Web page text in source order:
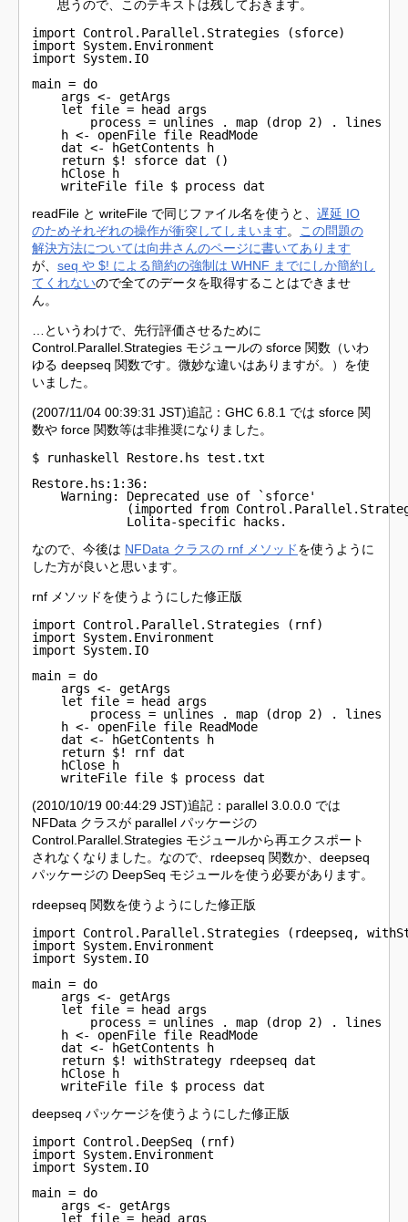
思うので、このテキストは残しておきます。
import Control.Parallel.Strategies (sforce)
import System.Environment
import System.IO
main = do
    args <- getArgs
    let file = head args
        process = unlines . map (drop 2) . lines
    h <- openFile file ReadMode
    dat <- hGetContents h
    return $! sforce dat ()
    hClose h
    writeFile file $ process dat
readFile と writeFile で同じファイル名を使うと、遅延 IO
のためそれぞれの操作が衝突してしまいます。
この問題の
解決方法については向井さんのページに書いてあります
が、seq や $! による簡約の強制は WHNF までにしか簡約し
てくれないので全てのデータを取得することはできませ
ん。
…というわけで、先行評価させるために
Control.Parallel.Strategies モジュールの sforce 関数（いわ
ゆる deepseq 関数です。微妙な違いはありますが。）を使
いました。
(2007/11/04 00:39:31 JST)追記：GHC 6.8.1 では sforce 関
数や force 関数等は非推奨になりました。
$ runhaskell Restore.hs test.txt
Restore.hs:1:36:
    Warning: Deprecated use of `sforce'
(imported from
             Lolita-specific hacks.
なので、今後は NFData クラスの rnf メソッドを使うように
した方が良いと思います。
rnf メソッドを使うようにした修正版
import Control.Parallel.Strategies (rnf)
import System.Environment
import System.IO
main = do
    args <- getArgs
    let file = head args
        process = unlines . map (drop 2) . lines
    h <- openFile file ReadMode
    dat <- hGetContents h
    return $! rnf dat
    hClose h
    writeFile file $ process dat
(2010/10/19 00:44:29 JST)追記：parallel 3.0.0.0 では
NFData クラスが parallel パッケージの
Control.Parallel.Strategies モジュールから再エクスポート
されなくなりました。なので、rdeepseq 関数か、deepseq
パッケージの DeepSeq モジュールを使う必要があります。
rdeepseq 関数を使うようにした修正版
import Control.Parallel.Strategies (rdeepseq,
import System.Environment
import System.IO
main = do
    args <- getArgs
    let file = head args
        process = unlines . map (drop 2) . lines
    h <- openFile file ReadMode
    dat <- hGetContents h
    return $! withStrategy rdeepseq dat
    hClose h
    writeFile file $ process dat
deepseq パッケージを使うようにした修正版
import Control.DeepSeq (rnf)
import System.Environment
import System.IO
main = do
    args <- getArgs
    let file = head args